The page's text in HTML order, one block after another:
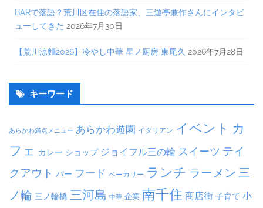
BARで落語？荒川区在住の落語家、三遊亭兼作さんにインタビ
ューしてきた 2026年7月30日
【荒川涼麵2026】冷やし中華 星ノ厨房 東尾久 2026年7月28日
キーワード
あらかわ満点メニュー あらかわ遊園 イタリアン イベント カ
フェ カレー ショップ ジョイフル三の輪 スイーツ テイ
クアウト バー フード ベーカリー ランチ ラーメン 三
ノ輪 三ノ輪橋 三河島 中華 企業 南千住 商店街 子育て 小